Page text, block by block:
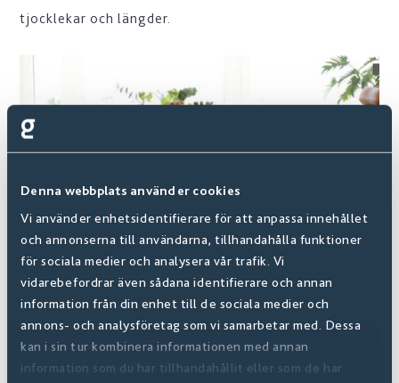
Denna webbplats använder cookies
Vi använder enhetsidentifierare för att anpassa innehållet
och annonserna till användarna, tillhandahålla funktioner
för sociala medier och analysera vår trafik. Vi
vidarebefordrar även sådana identifierare och annan
information från din enhet till de sociala medier och
annons- och analysföretag som vi samarbetar med. Dessa
kan i sin tur kombinera informationen med annan
information som du har tillhandahållit eller som de har
tjocklekar och längder.
Digital Showroom